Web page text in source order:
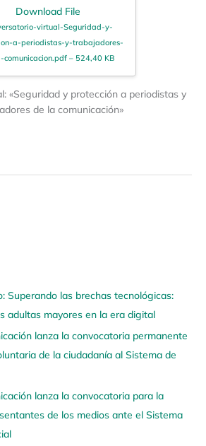
Download File
virtual-Seguridad-y-
a-periodistas-y-trabajadores-
comunicacion.pdf – 524,40 KB
«Seguridad y protección a periodistas y
de la comunicación»
Superando las brechas tecnológicas:
adultas mayores en la era digital
lanza la convocatoria permanente
de la ciudadanía al Sistema de
lanza la convocatoria para la
de los medios ante el Sistema